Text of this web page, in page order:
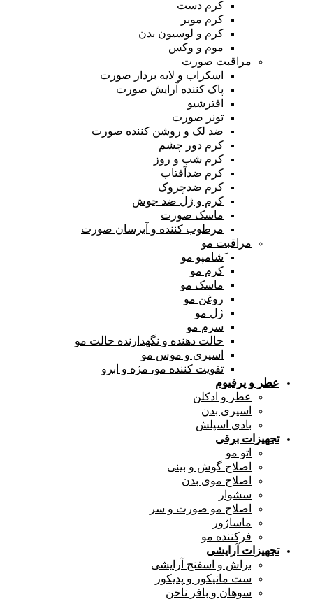
کرم دست
کرم موبر
کرم و لوسیون بدن
موم و وکس
مراقبت صورت
اسکراب و لایه بردار صورت
پاک کننده آرایش صورت
افترشیو
تونر صورت
ضد لک و روشن کننده صورت
کرم دور چشم
کرم شب و روز
کرم ضدآفتاب
کرم ضدچروک
کرم و ژل ضد جوش
ماسک صورت
مرطوب کننده و آبرسان صورت
مراقبت مو
َشامپو مو
کرم مو
ماسک مو
روغن مو
ژل مو
سرم مو
حالت دهنده و نگهدارنده حالت مو
اسپری و موس مو
تقویت کننده مو، مژه و ابرو
عطر و پرفیوم
عطر و ادکلن
اسپری بدن
بادی اسپلش
تجهیزات برقی
اتو مو
اصلاح گوش و بینی
اصلاح موی بدن
سشوار
اصلاح مو صورت و سر
ماساژور
فرکننده مو
تجهیزات آرایشی
براش و اسفنج آرایشی
ست مانیکور و پدیکور
سوهان و بافر ناخن